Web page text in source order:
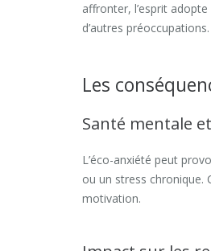
affronter, l’esprit
d’autres préoccupations.
Les
Santé mentale
L’éco-anxiété peut
ou un stress chronique.
motivation.